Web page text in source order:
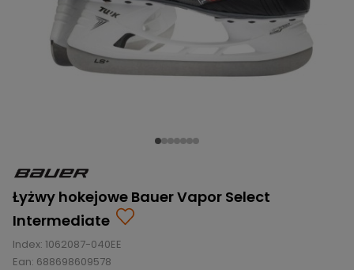
AKCESORIA
CZĘŚCI
ZAMIENNE
OCHRANIACZE
ODZIEŻ
OKULARY
SPORTOWE
CZĘŚCI
ZAMIENNE
ROWERY
OBUWIE
MEDYCYNA
SPORTOWA
WYPRZEDAŻ
KOLEKCJE
SEZONOWE
GRY I CZĘŚCI
TURNIEJE
WYPRZEDAŻ
Łyżwy hokejowe Bauer Vapor Select
Intermediate
Index: 1062087-040EE
Ean: 688698609578